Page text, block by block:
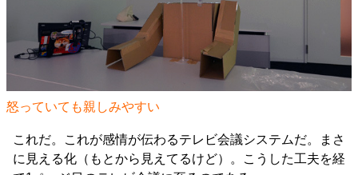
怒っていても親しみやすい
これだ。これが感情が伝わるテレビ会議システムだ。まさ
に見える化（もとから見えてるけど）。こうした工夫を経